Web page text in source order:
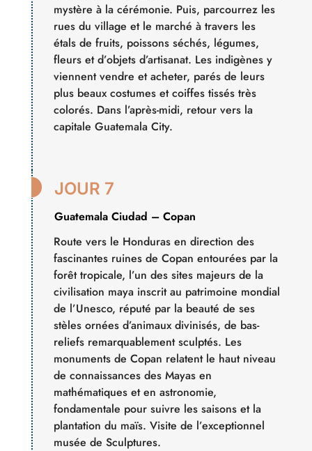
mystère à la cérémonie. Puis, parcourrez les
rues du village et le marché à travers les
étals de fruits, poissons séchés, légumes,
fleurs et d’objets d’artisanat. Les indigènes y
viennent vendre et acheter, parés de leurs
plus beaux costumes et coiffes tissés très
colorés. Dans l’après-midi, retour vers la
capitale Guatemala City.
 JOUR 7
Guatemala Ciudad – Copan
Route vers le Honduras en direction des
fascinantes ruines de Copan entourées par la
forêt tropicale, l’un des sites majeurs de la
civilisation maya inscrit au patrimoine mondial
de l’Unesco, réputé par la beauté de ses
stèles ornées d’animaux divinisés, de bas-
reliefs remarquablement sculptés. Les
monuments de Copan relatent le haut niveau
de connaissances des Mayas en
mathématiques et en astronomie,
fondamentale pour suivre les saisons et la
plantation du maïs. Visite de l’exceptionnel
musée de Sculptures.